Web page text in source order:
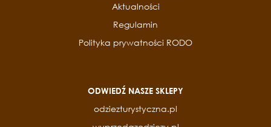
Aktualności
Regulamin
Polityka prywatności RODO
ODWIEDŹ NASZE SKLEPY
odziezturystyczna.pl